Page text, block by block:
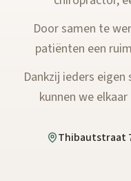
Door samen te
patiënten een
Dankzij ieders
kunnen we
Thibautstraat